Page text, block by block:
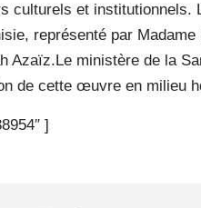
culturels et institutionnels.
représenté par
Azaïz.Le ministère de la
de cette œuvre en milieu
]